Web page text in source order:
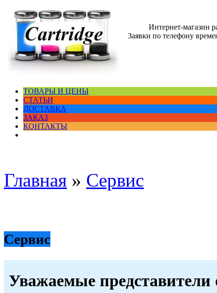
Интернет-магазин
Заявки по телефону
ТОВАРЫ И ЦЕНЫ
СТАТЬИ
ДОСТАВКА
ЗАКАЗ
КОНТАКТЫ
Главная » Сервис
Сервис
Уважаемые представители